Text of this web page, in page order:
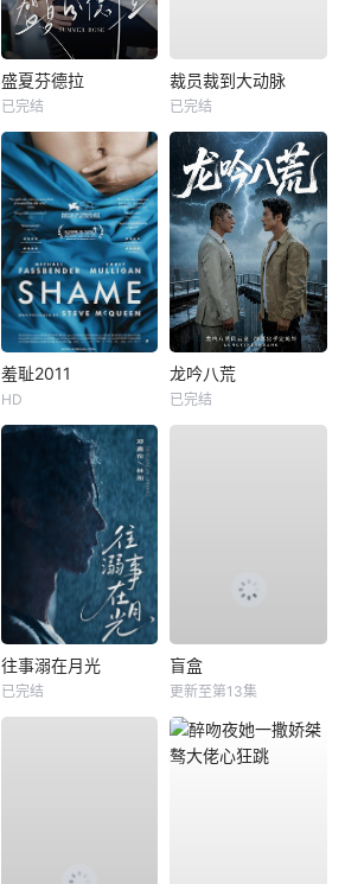
盛夏芬德拉
已完结
裁员裁到大动脉
已完结
羞耻2011
HD
龙吟八荒
已完结
往事溺在月光
已完结
盲盒
更新至第13集